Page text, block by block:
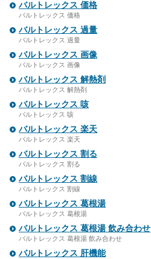
バルトレックス 価格
バルトレックス 価格
バルトレックス 過量
バルトレックス 過量
バルトレックス 画像
バルトレックス 画像
バルトレックス 解熱剤
バルトレックス 解熱剤
バルトレックス 咳
バルトレックス 咳
バルトレックス 楽天
バルトレックス 楽天
バルトレックス 割る
バルトレックス 割る
バルトレックス 割線
バルトレックス 割線
バルトレックス 葛根湯
バルトレックス 葛根湯
バルトレックス 葛根湯 飲み合わせ
バルトレックス 葛根湯 飲み合わせ
バルトレックス 肝機能